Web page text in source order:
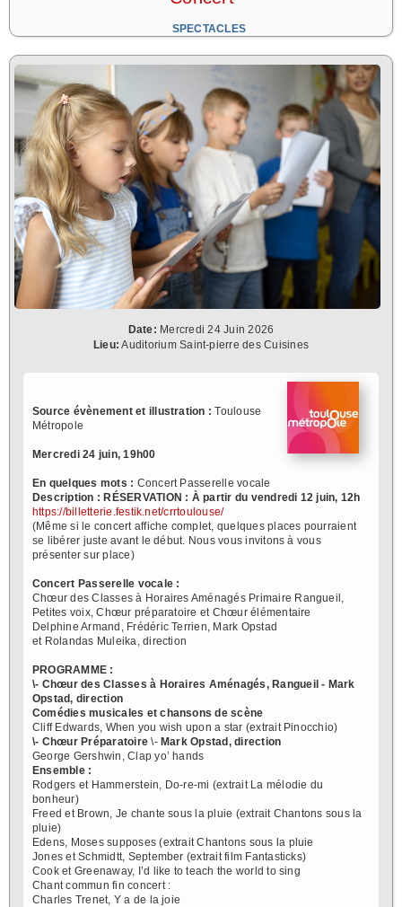
SPECTACLES
Date: Mercredi 24 Juin 2026
Lieu: Auditorium Saint-pierre des Cuisines
Source évènement et illustration : Toulouse
Métropole
Mercredi 24 juin, 19h00
En quelques mots : Concert Passerelle vocale
Description : RÉSERVATION : À partir du vendredi 12 juin, 12h
https://billetterie.festik.net/crrtoulouse/
(Même si le concert affiche complet, quelques places pourraient
se libérer juste avant le début. Nous vous invitons à vous
présenter sur place)
Concert Passerelle vocale :
Chœur des Classes à Horaires Aménagés Primaire Rangueil,
Petites voix, Chœur préparatoire et Chœur élémentaire
Delphine Armand, Frédéric Terrien, Mark Opstad
et Rolandas Muleika, direction
PROGRAMME :
\- Chœur des Classes à Horaires Aménagés, Rangueil - Mark
Opstad, direction
Comédies musicales et chansons de scène
Cliff Edwards, When you wish upon a star (extrait Pinocchio)
\- Chœur Préparatoire \-Mark Opstad, direction
George Gershwin, Clap yo’ hands
Ensemble :
Rodgers et Hammerstein, Do-re-mi (extrait La mélodie du
bonheur)
Freed et Brown, Je chante sous la pluie (extrait Chantons sous la
pluie)
Edens, Moses supposes (extrait Chantons sous la pluie
Jones et Schmidtt, September (extrait film Fantasticks)
Cook et Greenaway, I’d like to teach the world to sing
Chant commun fin concert :
Charles Trenet, Y a de la joie